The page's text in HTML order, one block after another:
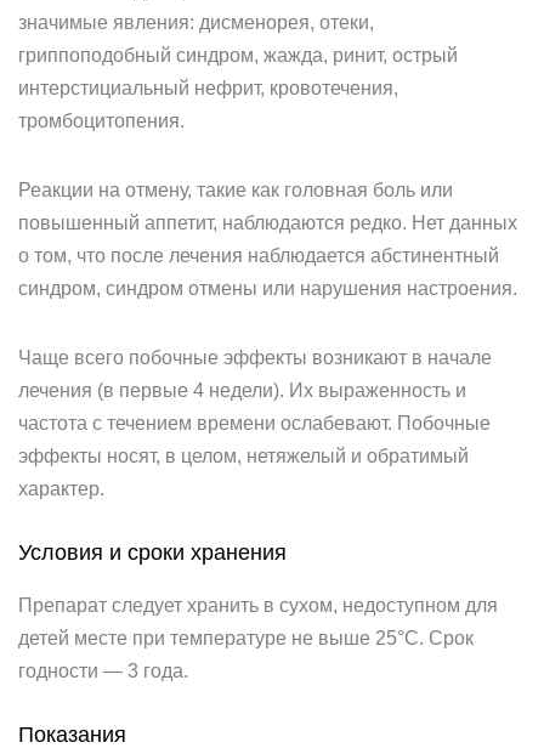
значимые явления: дисменорея, отеки,
гриппоподобный синдром, жажда, ринит, острый
интерстициальный нефрит, кровотечения,
тромбоцитопения.
Реакции на отмену, такие как головная боль или
повышенный аппетит, наблюдаются редко. Нет данных
о том, что после лечения наблюдается абстинентный
синдром, синдром отмены или нарушения настроения.
Чаще всего побочные эффекты возникают в начале
лечения (в первые 4 недели). Их выраженность и
частота с течением времени ослабевают. Побочные
эффекты носят, в целом, нетяжелый и обратимый
характер.
Условия и сроки хранения
Препарат следует хранить в сухом, недоступном для
детей месте при температуре не выше 25°С. Срок
годности — 3 года.
Показания